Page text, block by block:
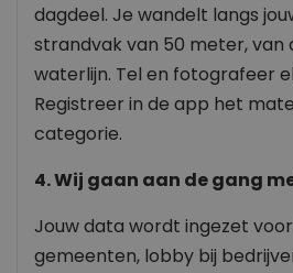
dagdeel. Je wandelt langs
strandvak van 50 meter, van
waterlijn. Tel en fotografeer
Registreer in de app het
categorie.
4. Wij gaan aan de gang
Jouw data wordt ingezet
gemeenten, lobby bij